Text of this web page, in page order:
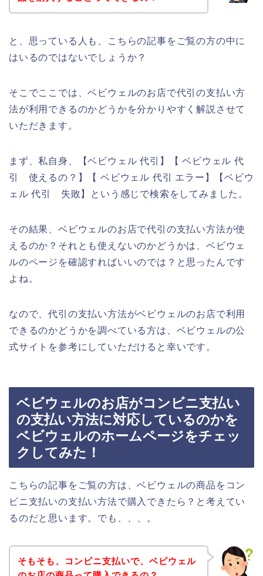
と、思っている人も、こちらの記事をご覧の方の中に
はいるのではないでしょうか？
そこでここでは、ベビウェルのお店で代引の支払い方
法が利用できるのかどうかを分かりやすく解説させて
いただきます。
まず、私自身、【ベビウェル 代引】【 ベビウェル 代
引 使えるの？】【 ベビウェル 代引 エラー】【ベビウ
ェル 代引 失敗】という感じで検索をしてみました。
その結果、ベビウェルのお店で代引の支払い方法が使
えるのか？それとも使えないのかどうかは、ベビウェ
ルのページを確認すればいいのでは？と思ったんです
よね。
なので、代引の支払い方法がベビウェルのお店で利用
できるのかどうかを調べている方は、ベビウェルの公
式サイトを参考にしていただけると幸いです。
ベビウェルのお店がコンビニ支払い
の支払い方法に対応しているのかを
ベビウェルのホームページをチェッ
クしてみた！
こちらの記事をご覧の方は、ベビウェルの商品をコン
ビニ支払いの支払い方法で購入できたら？と考えてい
るのだと思います。でも、、、。
そもそも、コンビニ支払いで、ベビウェル